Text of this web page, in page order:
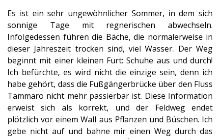
Es ist ein sehr ungewöhnlicher Sommer, in dem sich
sonnige Tage mit regnerischen abwechseln.
Infolgedessen führen die Bäche, die normalerweise in
dieser Jahreszeit trocken sind, viel Wasser. Der Weg
beginnt mit einer kleinen Furt: Schuhe aus und durch!
Ich befürchte, es wird nicht die einzige sein, denn ich
habe gehört, dass die Fußgängerbrücke über den Fluss
Tammaro nicht mehr passierbar ist. Diese Information
erweist sich als korrekt, und der Feldweg endet
plötzlich vor einem Wall aus Pflanzen und Büschen. Ich
gebe nicht auf und bahne mir einen Weg durch das